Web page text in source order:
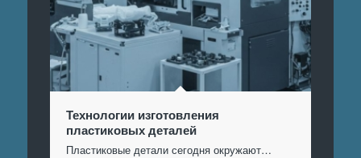
Технологии изготовления
пластиковых деталей
Пластиковые детали сегодня окружают…